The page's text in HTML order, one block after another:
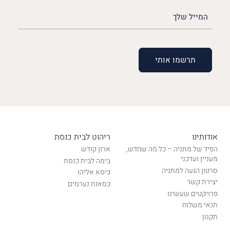
(חובה)
אודותינו
הפיד של מתניה – כל מה שחדש,
מעניין ועדכני
סרטון הגעה למתניה
יצירת קשר
פרויקטים שעשינו
תנאי משלוח
תקנון
ריהוט לבית כנסת
ארון קודש
בימה לבית כנסת
כיסא אליהו
כסאות נערמים